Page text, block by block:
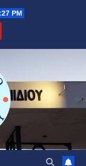
PM